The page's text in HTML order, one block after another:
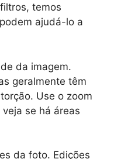
temos
ajudá-lo a
da imagem.
geralmente têm
Use o zoom
se há áreas
da foto. Edições